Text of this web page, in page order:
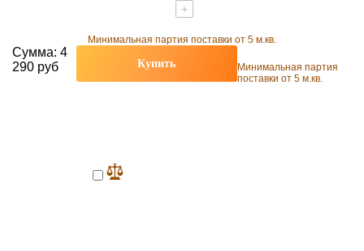
+
Минимальная партия поставки от 5 м.кв.
Сумма: 4
290 руб
Купить
Минимальная партия
поставки от 5 м.кв.